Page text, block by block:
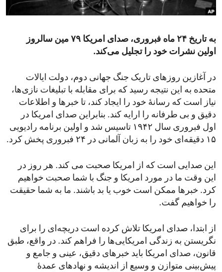
ENVIRONMENT AND HEALTH
به تاریخ ۲۴ ماه فبروری، صدای امریکا ۷۹ مین سالروز
اولین نشرات خود را تجلیل می‌کند.
در آغازین روزهای تاریک جنگ جهانی دوم، دولت ایالات
متحده به این نتیجه رسید که برای مقابله با تبلیغات نازی‌ها،
نیاز است که رسانۀ خود را ایجاد کند، تا خبرها و اطلاعات
دقیق و بی طرفانه را ارایه کند. بنابراین صدای امریکا در
اول فبروری سال ۱۹۴۲ تاسیس شد و اولین برنامه رادیویی
۱۵ دقیقه‌ای خود را به زبان آلمانی در ۲۴ فبروری پخش کرد.
این صدایی است که از امریکا صحبت می کند. هر روز در
این وقت ما در مورد امریکا و جنگ با شما صحبت خواهیم
کرد. خبرها ممکن است خوب یا بد باشند. ما به شما حقیقت
را خواهیم گفت.
از ابتدا، صدای امریکا تلاش کرده است دریچه‌ای را برای
نگریستن به زندگی امریکایی‌ها را فراهم کند. در واقع، طبق
قانون، صدای امریکا باید خبرهای دقیق، عینی و جامع و
پیش‌بینی متوازن و وسیع از اندیشه و نهادهای عمدۀ